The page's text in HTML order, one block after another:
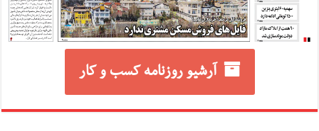
آرشیو روزنامه کسب و کار